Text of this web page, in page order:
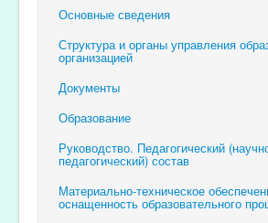
Основные сведения
Структура и органы управления
организацией
Документы
Образование
Руководство. Педагогический
педагогический) состав
Материально-техническое
оснащенность образовательного